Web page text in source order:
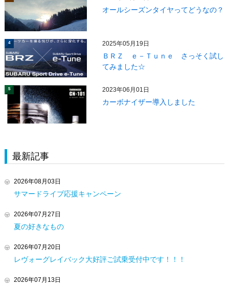
オールシーズンタイヤってどうなの？
4 2025年05月19日
ＢＲＺ ｅ－Ｔｕｎｅ さっそく試し
てみました☆
5 2023年06月01日
カーボナイザー導入しました
最新記事
2026年08月03日
サマードライブ応援キャンペーン
2026年07月27日
夏の好きなもの
2026年07月20日
レヴォーグレイバック大好評ご試乗受付中です！！！
2026年07月13日